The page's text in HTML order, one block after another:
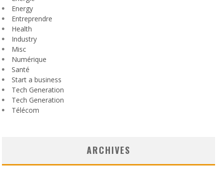
Energy
Entreprendre
Health
Industry
Misc
Numérique
Santé
Start a business
Tech Generation
Tech Generation
Télécom
ARCHIVES